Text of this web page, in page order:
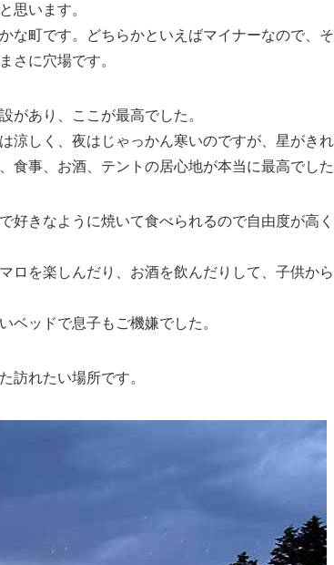
思います。
な町です。どちらかといえばマイナーなので、
さに穴場です。
があり、ここが最高でした。
涼しく、夜はじゃっかん寒いのですが、星がきれ
食事、お酒、テントの居心地が本当に最高でした
好きなように焼いて食べられるので自由度が高
ロを楽しんだり、お酒を飲んだりして、子供から
ベッドで息子もご機嫌でした。
訪れたい場所です。